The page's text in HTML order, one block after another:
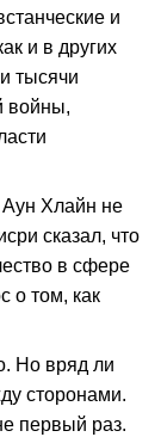
и
и в других
тысячи
войны,
Хлайн не
сказал, что
в сфере
о том, как
Но вряд ли
сторонами.
первый раз.